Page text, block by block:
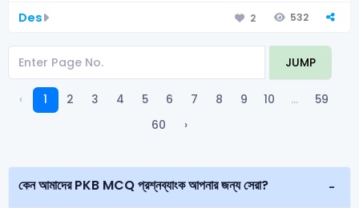
Des 2 532
JUMP
‹ 1 2 3 4 5 6 7 8 9 10 ...
59
60
›
কেন আমাদের PKB MCQ প্রশ্নব্যাংক আপনার জন্য সেরা?